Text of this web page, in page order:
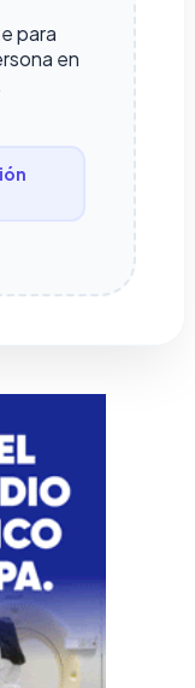
para
en